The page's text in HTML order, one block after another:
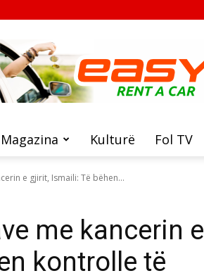
Magazina Kulturë Fol TV
e gjirit, Ismaili: Të bëhen...
me kancerin e
kontrolle të